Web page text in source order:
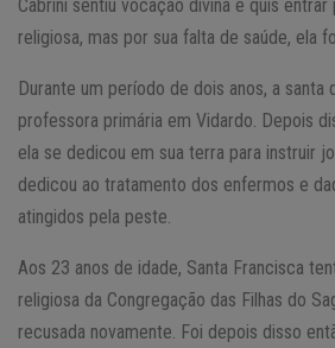
Cabríni sentiu vocação divina e quis entrar
religiosa, mas por sua falta de saúde, ela
Durante um período de dois anos, a santa
professora primária em Vidardo. Depois
ela se dedicou em sua terra para instruir
dedicou ao tratamento dos enfermos e
atingidos pela peste.
Aos 23 anos de idade, Santa Francisca
religiosa da Congregação das Filhas do
recusada novamente. Foi depois disso